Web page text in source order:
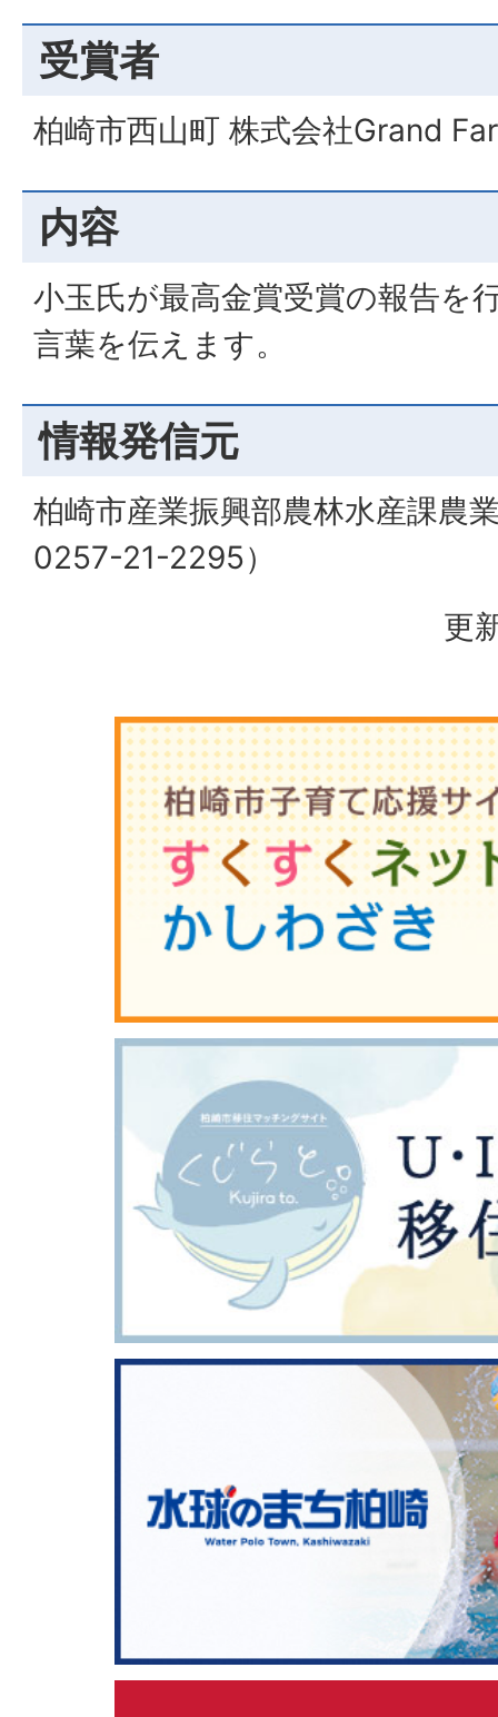
受賞者
柏崎市西山町 株式会社Grand
内容
小玉氏が最高金賞受賞の報告を
言葉を伝えます。
情報発信元
柏崎市産業振興部農林水産課農
0257-21-2295）
更